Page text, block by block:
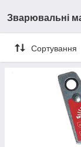
Зварювальні
Сортування